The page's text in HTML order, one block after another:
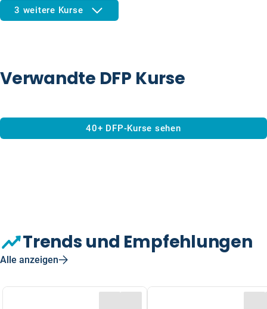
3 weitere Kurse
Verwandte DFP Kurse
40+ DFP-Kurse sehen
Trends und Empfehlungen
Alle anzeigen